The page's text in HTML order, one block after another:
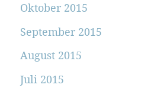
Oktober 2015
September 2015
August 2015
Juli 2015